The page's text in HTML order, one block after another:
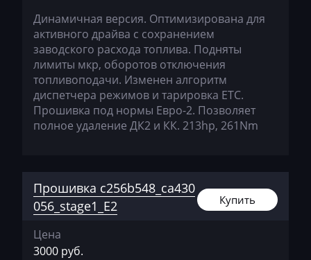
Derways
Deutz
Dewulf
Dieci
Doosan
Doppstadt
Dynapac
Динамичная версия. Оптимизирована для
активного драйва с сохранением
заводского расхода топлива. Подняты
лимиты мкр, оборотов отключения
топливоподачи. Изменен алгоритм
диспетчера режимов и тарировка ЕТС.
Прошивка под нормы Евро-2. Позволяет
полное удаление ДК2 и КК. 213hp, 261Nm
Прошивка c256b548_ca430
056_stage1_E2
Купить
Цена
3000 руб.